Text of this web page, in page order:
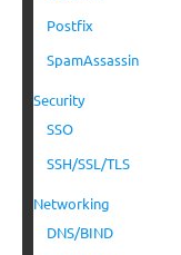
Postfix
SpamAssassin
Security
SSO
SSH/SSL/TLS
Networking
DNS/BIND